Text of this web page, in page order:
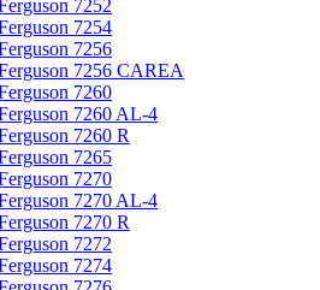
7252
7254
7256
7256 CAREA
7260
7260 AL-4
7260 R
7265
7270
7270 AL-4
7270 R
7272
7274